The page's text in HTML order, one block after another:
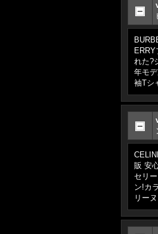
れた?
年モ
袖Tシ
販 安
セリ
ン!カ
リーヌ